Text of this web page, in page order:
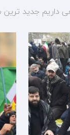
جدید ترین